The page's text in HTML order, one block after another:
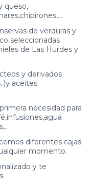
queso,
de verduras y
seleccionadas
de Las Hurdes y
y derivados
aceites
necesidad para
diferentes cajas
momento.
y te